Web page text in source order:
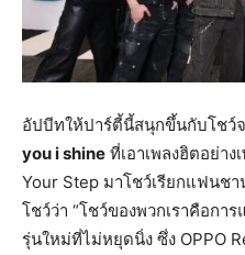
อัปบีทให้ปาร์ตี้นี้สนุกขึ้นกับโชว์
you i shine ที่เอาเพลงฮิตอย่า
Your Step มาโชว์เรียกแฟนช
โชว์ว่า “โชว์ของพวกเราคือกา
รุ่นใหม่ที่ไม่หยุดนิ่ง ซึ่ง OPPO